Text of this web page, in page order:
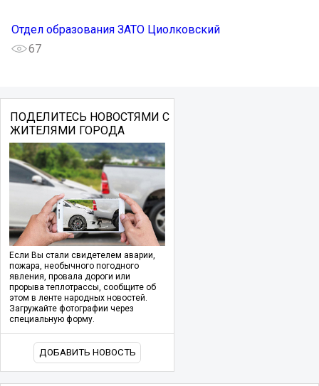
Отдел образования ЗАТО Циолковский
67
ПОДЕЛИТЕСЬ НОВОСТЯМИ С
ЖИТЕЛЯМИ ГОРОДА
Если Вы стали свидетелем аварии,
пожара, необычного погодного
явления, провала дороги или
прорыва теплотрассы, сообщите об
этом в ленте народных новостей.
Загружайте фотографии через
специальную форму.
ДОБАВИТЬ НОВОСТЬ